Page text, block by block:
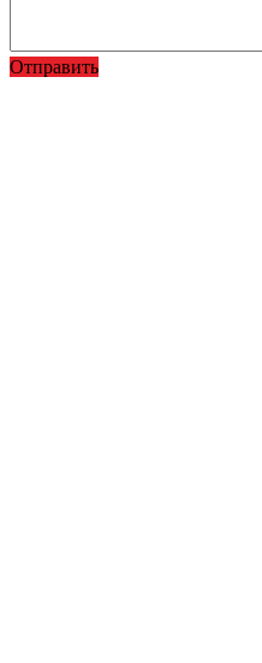
Отправить